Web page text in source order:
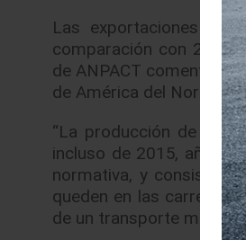
Las exportaciones
comparación con 2018
de ANPACT comentó
de América del Norte, lo
“La producción de
incluso de 2015, año
normativa, y consiste
queden en las
de un transporte más